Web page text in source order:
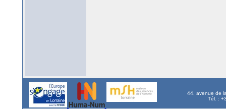
44, avenue de
Tél. :